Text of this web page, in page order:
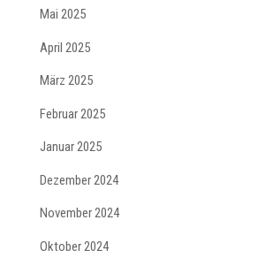
Mai 2025
April 2025
März 2025
Februar 2025
Januar 2025
Dezember 2024
November 2024
Oktober 2024